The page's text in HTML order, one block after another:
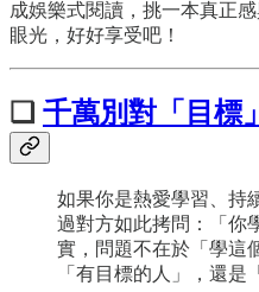
成娛樂式閱讀，挑一本真正
眼光，好好享受吧！
❏ 千萬別對「目標
如果你是熱愛學習、持
過對方如此拷問：「
實，問題不在於「學這
「有目標的人」，還是